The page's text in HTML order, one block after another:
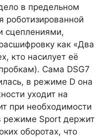
в предельном
сцеплениями,
как «Два
кто насилует её
Сама DSG7
в режиме D она
уходит на
при необходимости
режиме Sport держит
оборотах, что